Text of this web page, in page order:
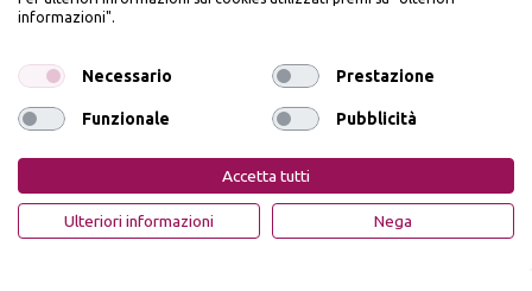
PiùMe è un marchio di PiùMe s.r.l. con sede legale in via
Aurelio Lampredi, n. 81 - 57121 Livorno (LI) - P.IVA
Privacy Policy Cookie Policy
informazioni".
Necessario Prestazione
Funzionale Pubblicità
Accetta tutti
Ulteriori informazioni Nega
PIÙME
IL10% DI SCONTO
dell’art. 13 del Reg UE 2016/679 e presto il mio consenso a ricevere email
promozionali. In qualsiasi momento è possibile revocare il consenso
OTTIENI IL 10% DI SCONTO